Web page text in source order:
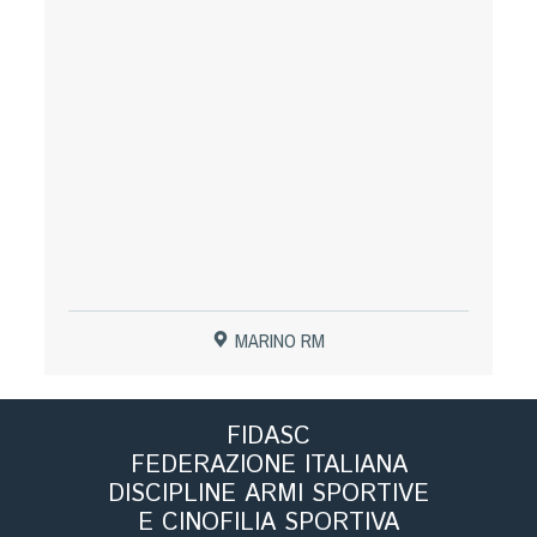
MARINO RM
FIDASC
FEDERAZIONE ITALIANA
DISCIPLINE ARMI SPORTIVE
E CINOFILIA SPORTIVA
Cinofilia Sportiva
Agility
DiscDog
Dog Balance
Dog Trail